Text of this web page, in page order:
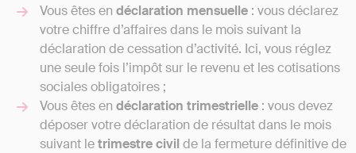
Vous êtes en déclaration mensuelle : vous déclarez
votre chiffre d’affaires dans le mois suivant la
déclaration de cessation d’activité. Ici, vous réglez
une seule fois l’impôt sur le revenu et les cotisations
sociales obligatoires ;
Vous êtes en déclaration trimestrielle : vous devez
déposer votre déclaration de résultat dans le mois
suivant letrimestrecivil de la fermeture définitive de